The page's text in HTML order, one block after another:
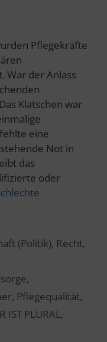
Pflegekräfte
War der Anlass
Klatschen war
eine
Not in
das
oder
(Politik), Recht,
,
, Pflegequalität,
IST PLURAL,